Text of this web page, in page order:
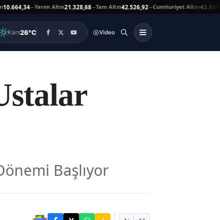
—Yarım Altın21.328,68—Tam Altın42.526,92—Cumhuriyet Altını 43.869,00▲
Kars26°C Video
Başlıyor